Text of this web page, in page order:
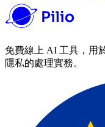
免費線上 AI 工具，用
隱私的處理實務。